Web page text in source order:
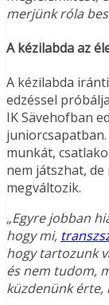
merjünk róla
A kézilabda az
A kézilabda
edzéssel
IK Sävehofban
munkát,
nem játszhat,
megváltozik.
„Egyre jobban
hogy mi,
hogy tartozunk
és nem tudom,
küzdenünk érte,